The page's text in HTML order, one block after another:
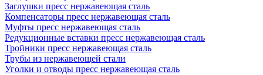
Заглушки пресс нержавеющая сталь
Компенсаторы пресс нержавеющая сталь
Муфты пресс нержавеющая сталь
Редукционные вставки пресс нержавеющая сталь
Тройники пресс нержавеющая сталь
Трубы из нержавеющей стали
Уголки и отводы пресс нержавеющая сталь